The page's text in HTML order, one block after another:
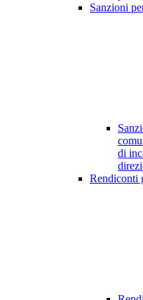
Sanzioni
di
Rendiconti